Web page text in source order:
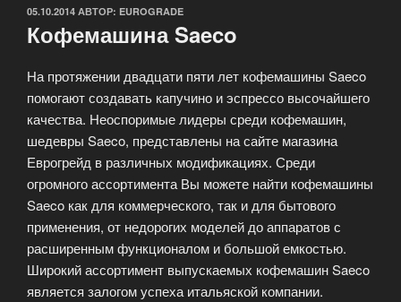
ОПУБЛИКОВАНО
05.10.2014 АВТОР: EUROGRADE
Кофемашина Saeco
На протяжении двадцати пяти лет кофемашины Saeco
помогают создавать капучино и эспрессо высочайшего
качества. Неоспоримые лидеры среди кофемашин,
шедевры Saeco, представлены на сайте магазина
Еврогрейд в различных модификациях. Среди
огромного ассортимента Вы можете найти кофемашины
Saeco как для коммерческого, так и для бытового
применения, от недорогих моделей до аппаратов с
расширенным функционалом и большой емкостью.
Широкий ассортимент выпускаемых кофемашин Saeco
является залогом успеха итальяской компании.